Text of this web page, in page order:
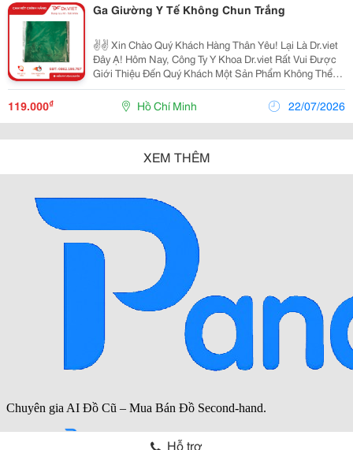
Ga Giường Y Tế Không Chun Trắng
✌️✌️ Xin Chào Quý Khách Hàng Thân Yêu! Lại Là Dr.viet
Đây Ạ! Hôm Nay, Công Ty Y Khoa Dr.viet Rất Vui Được
Giới Thiệu Đến Quý Khách Một Sản Phẩm Không Thể
Thiếu Tại Bệnh Viện, Phòng Khám, Trung Tâm Y Tế Và
Các Cơ Sở Chăm Sóc Sức Khỏe, Góp Phần Giữ...
119.000₫ Hồ Chí Minh 22/07/2026
XEM THÊM
Hỗ trợ